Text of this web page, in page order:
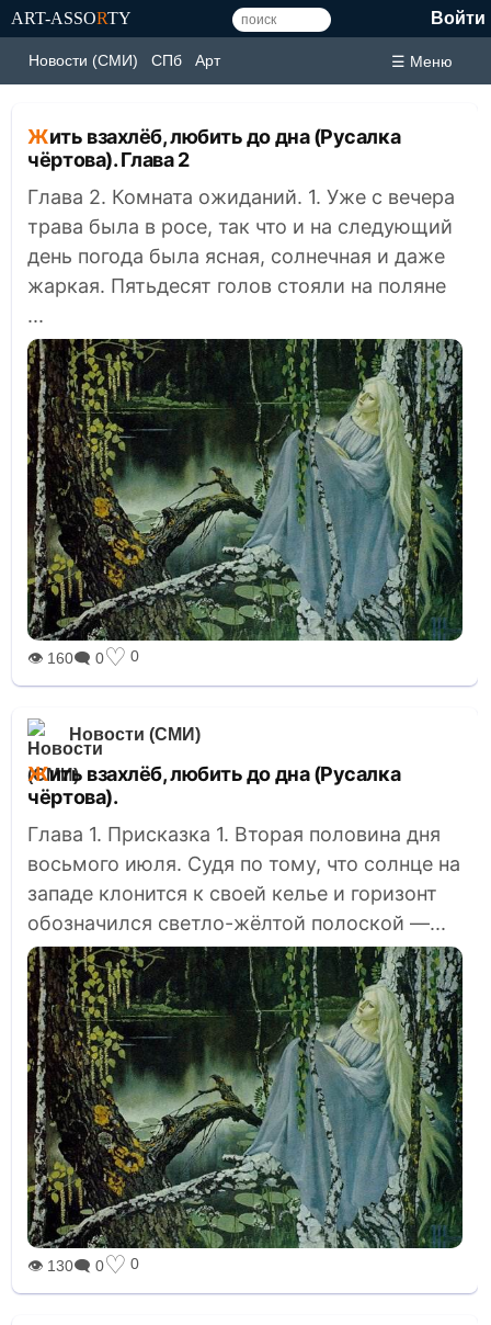
ART-ASSORTY Войти
Новости (СМИ) СПб Арт ☰ Меню
Жить взахлёб, любить до дна (Русалка
чёртова). Глава 2
Глава 2. Комната ожиданий. 1. Уже с вечера
трава была в росе, так что и на следующий
день погода была ясная, солнечная и даже
жаркая. Пятьдесят голов стояли на поляне
...
👁 160🗨 0♡ 0
Новости (СМИ)
Жить взахлёб, любить до дна (Русалка
чёртова).
Глава 1. Присказка 1. Вторая половина дня
восьмого июля. Судя по тому, что солнце на
западе клонится к своей келье и горизонт
обозначился светло-жёлтой полоской —...
👁 130🗨 0♡ 0